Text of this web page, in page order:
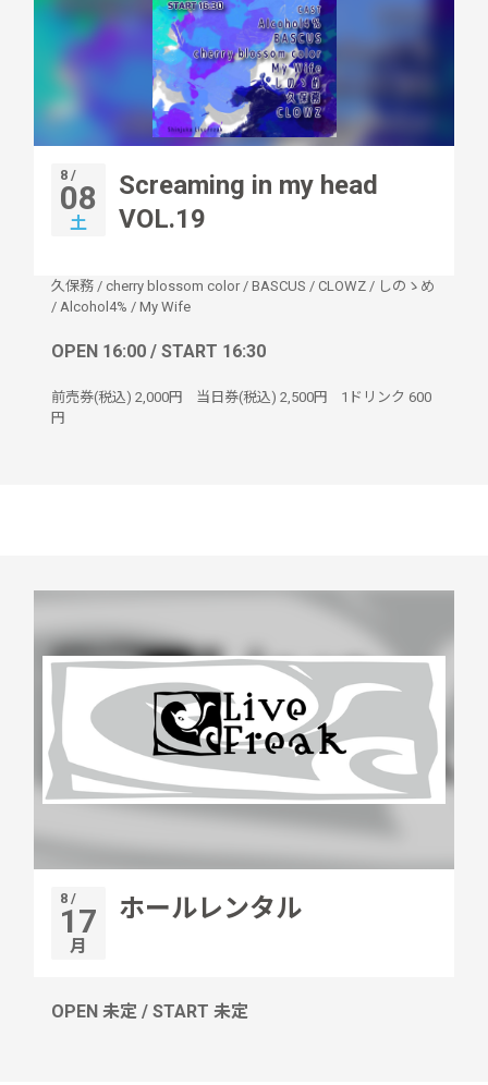
8 /
08
土
Screaming in my head
VOL.19
久保務 / cherry blossom color / BASCUS / CLOWZ / しのゝめ
/ Alcohol4% / My Wife
OPEN 16:00 / START 16:30
前売券(税込) 2,000円 当日券(税込) 2,500円 1ドリンク 600
円
8 /
17
月
ホールレンタル
OPEN 未定 / START 未定